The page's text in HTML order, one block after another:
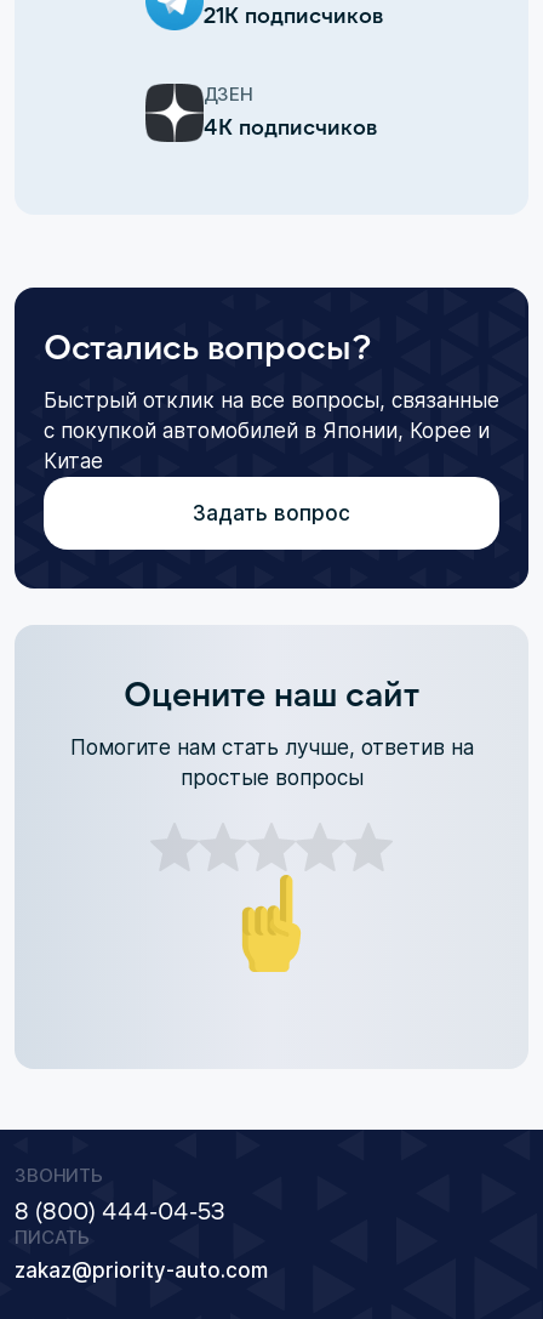
21К подписчиков
ДЗЕН
4К подписчиков
Остались вопросы?
Быстрый отклик на все вопросы, связанные
с покупкой автомобилей в Японии, Корее и
Китае
Задать вопрос
Оцените наш сайт
Помогите нам стать лучше, ответив на
простые вопросы
ЗВОНИТЬ
8 (800) 444-04-53
ПИСАТЬ
zakaz@priority-auto.com